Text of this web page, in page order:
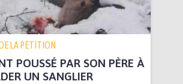
LA PÉTITION
POUSSÉ PAR SON PÈRE À
UN SANGLIER